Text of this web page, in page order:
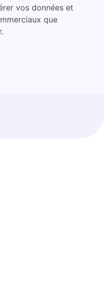
vos données et
que